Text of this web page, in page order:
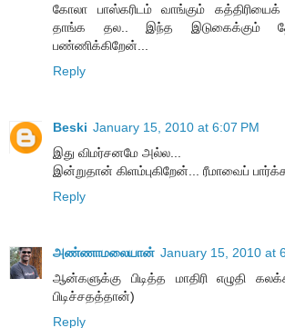
கோலா பாஸ்கரிடம் வாங்கும்
தாங்க தல.. இந்த இடுகைக்கும்
பண்ணிக்கிறேன்...
Reply
Beski January 15, 2010 at 6:07 PM
இது விமர்சனமே அல்ல...
இன்றுதான் கிளம்புகிறேன்... ரீமாவைப்
Reply
அண்ணாமலையான் January 15, 2010 at
ஆன்களுக்கு பிடித்த மாதிரி எழுதி
பிடிச்சதத்தான்)
Reply